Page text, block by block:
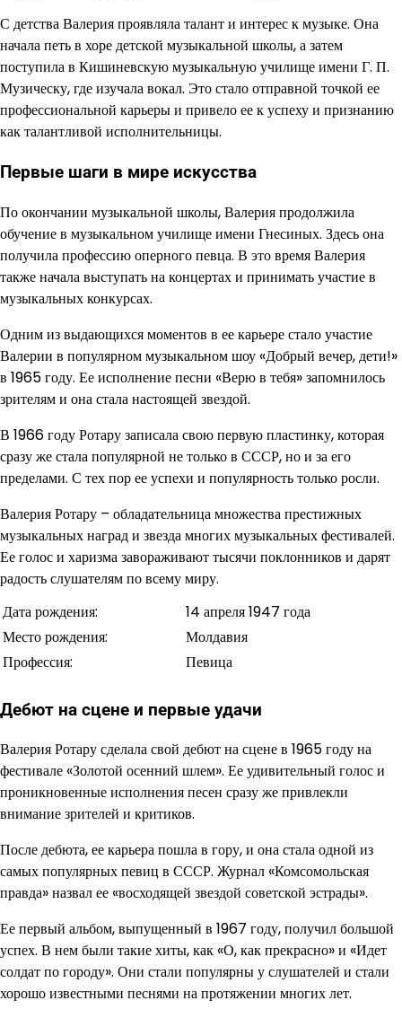
С детства Валерия проявляла талант и интерес к музыке. Она
начала петь в хоре детской музыкальной школы, а затем
поступила в Кишиневскую музыкальную училище имени Г. П.
Музическу, где изучала вокал. Это стало отправной точкой ее
профессиональной карьеры и привело ее к успеху и признанию
как талантливой исполнительницы.
Первые шаги в мире искусства
По окончании музыкальной школы, Валерия продолжила
обучение в музыкальном училище имени Гнесиных. Здесь она
получила профессию оперного певца. В это время Валерия
также начала выступать на концертах и принимать участие в
музыкальных конкурсах.
Одним из выдающихся моментов в ее карьере стало участие
Валерии в популярном музыкальном шоу «Добрый вечер, дети!»
в 1965 году. Ее исполнение песни «Верю в тебя» запомнилось
зрителям и она стала настоящей звездой.
В 1966 году Ротару записала свою первую пластинку, которая
сразу же стала популярной не только в СССР, но и за его
пределами. С тех пор ее успехи и популярность только росли.
Валерия Ротару – обладательница множества престижных
музыкальных наград и звезда многих музыкальных фестивалей.
Ее голос и харизма завораживают тысячи поклонников и дарят
радость слушателям по всему миру.
Дата рождения:
14 апреля 1947 года
Место рождения:
Молдавия
Профессия:
Певица
Дебют на сцене и первые удачи
Валерия Ротару сделала свой дебют на сцене в 1965 году на
фестивале «Золотой осенний шлем». Ее удивительный голос и
проникновенные исполнения песен сразу же привлекли
внимание зрителей и критиков.
После дебюта, ее карьера пошла в гору, и она стала одной из
самых популярных певиц в СССР. Журнал «Комсомольская
правда» назвал ее «восходящей звездой советской эстрады».
Ее первый альбом, выпущенный в 1967 году, получил большой
успех. В нем были такие хиты, как «О, как прекрасно» и «Идет
солдат по городу». Они стали популярны у слушателей и стали
хорошо известными песнями на протяжении многих лет.